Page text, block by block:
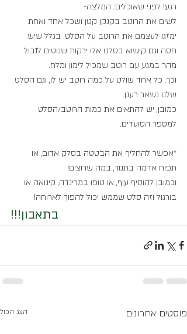
רגע! לפני שאוכלים: המלצה-
לשים את הרוטב בקנקן קטן ושכל אחד ואחת
ימזגו לעצמם את הרוטב על הסלט. בגלל שיש
חסה וגם קישוא בסלט אלו ירקות שנוטים לנבול
מהר במגע עם רוטב שמכיל לימון ומלח.
וכך, כל אחד שולט על כמה רוטב יש לו, וגם הסלט
שלנו נשאר רענן.
כמובן, יש להתאים את כמות הרוטב/הסלט
למספר הסועדים.
*אפשר להחליף את הבטטה בסלק אדום, או
תפוח אדמה בתנור, במה שרוצים!
וכמובן להוסיף עוף, או טופו במרינדה, קינואה או
בורגול וזה סלט שממש יכול להפוך לארוחה!
בתאבון!!!
פוסטים אחרונים הצג הכול